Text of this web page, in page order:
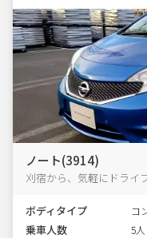
ノート(3914)
刈宿から、気軽にドライ
ボディタイプ コ
乗車人数 5人